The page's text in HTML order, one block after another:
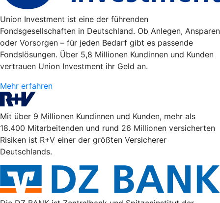
Union Investment ist eine der führenden
Fondsgesellschaften in Deutschland. Ob Anlegen, Ansparen
oder Vorsorgen – für jeden Bedarf gibt es passende
Fondslösungen. Über 5,8 Millionen Kundinnen und Kunden
vertrauen Union Investment ihr Geld an.
Mehr erfahren
Mit über 9 Millionen Kundinnen und Kunden, mehr als
18.400 Mitarbeitenden und rund 26 Millionen versicherten
Risiken ist R+V einer der größten Versicherer
Deutschlands.